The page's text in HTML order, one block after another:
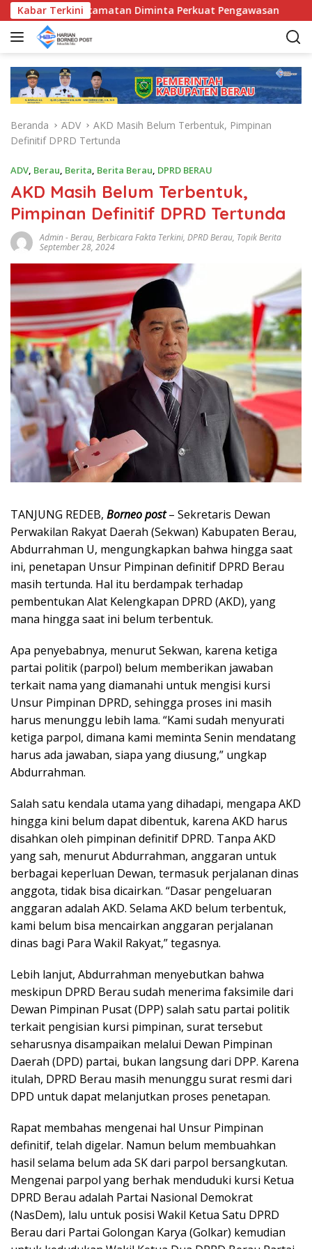
a
Kabar Terkini
Kecamatan Diminta Perkuat Pengawasan
Beranda ADV
AKD Masih Belum Terbentuk, Pimpinan
Definitif DPRD Tertunda
ADV, Berau, Berita, Berita Berau, DPRD BERAU
AKD Masih Belum Terbentuk,
Pimpinan Definitif DPRD Tertunda
Admin-Berau, Berbicara Fakta Terkini, DPRD Berau, Topik Berita
September 28, 2024
TANJUNG REDEB, Borneo post– Sekretaris Dewan
Perwakilan Rakyat Daerah (Sekwan) Kabupaten Berau,
Abdurrahman U, mengungkapkan bahwa hingga saat
ini, penetapan Unsur Pimpinan definitif DPRD Berau
masih tertunda. Hal itu berdampak terhadap
pembentukan Alat Kelengkapan DPRD (AKD), yang
mana hingga saat ini belum terbentuk.
Apa penyebabnya, menurut Sekwan, karena ketiga
partai politik (parpol) belum memberikan jawaban
terkait nama yang diamanahi untuk mengisi kursi
Unsur Pimpinan DPRD, sehingga proses ini masih
harus menunggu lebih lama. “Kami sudah menyurati
ketiga parpol, dimana kami meminta Senin mendatang
harus ada jawaban, siapa yang diusung,” ungkap
Abdurrahman.
Salah satu kendala utama yang dihadapi, mengapa AKD
hingga kini belum dapat dibentuk, karena AKD harus
disahkan oleh pimpinan definitif DPRD. Tanpa AKD
yang sah, menurut Abdurrahman, anggaran untuk
berbagai keperluan Dewan, termasuk perjalanan dinas
anggota, tidak bisa dicairkan. “Dasar pengeluaran
anggaran adalah AKD. Selama AKD belum terbentuk,
kami belum bisa mencairkan anggaran perjalanan
dinas bagi Para Wakil Rakyat,” tegasnya.
Lebih lanjut, Abdurrahman menyebutkan bahwa
meskipun DPRD Berau sudah menerima faksimile dari
Dewan Pimpinan Pusat (DPP) salah satu partai politik
terkait pengisian kursi pimpinan, surat tersebut
seharusnya disampaikan melalui Dewan Pimpinan
Daerah (DPD) partai, bukan langsung dari DPP. Karena
itulah, DPRD Berau masih menunggu surat resmi dari
DPD untuk dapat melanjutkan proses penetapan.
Rapat membahas mengenai hal Unsur Pimpinan
definitif, telah digelar. Namun belum membuahkan
hasil selama belum ada SK dari parpol bersangkutan.
Mengenai parpol yang berhak menduduki kursi Ketua
DPRD Berau adalah Partai Nasional Demokrat
(NasDem), lalu untuk posisi Wakil Ketua Satu DPRD
Berau dari Partai Golongan Karya (Golkar) kemudian